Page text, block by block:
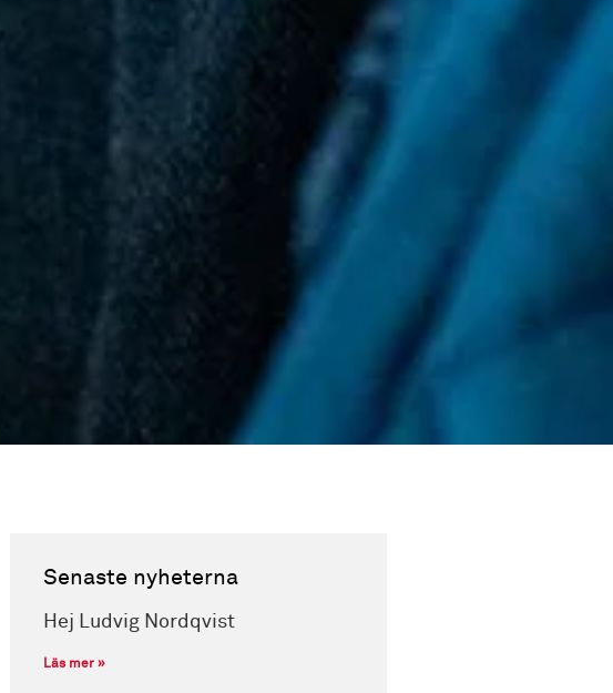
Senaste nyheterna
Hej Ludvig Nordqvist
Läs mer »